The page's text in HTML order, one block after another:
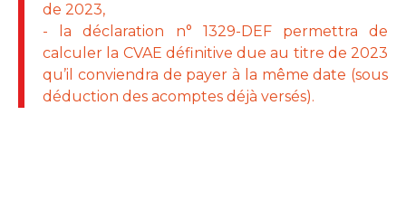
de 2023,
- la déclaration n° 1329-DEF permettra de
calculer la CVAE définitive due au titre de 2023
qu’il conviendra de payer à la même date (sous
déduction des acomptes déjà versés).